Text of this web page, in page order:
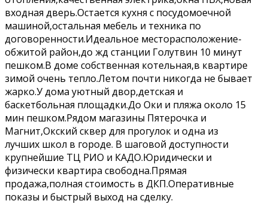
входная дверь.Остается кухня с посудомоечной
машиной,остальная мебель и техника по
договоренности.Идеальное месторасположение-
обжитой район,до жд станции Голутвин 10 минут
пешком.В доме собственная котельная,в квартире
зимой очень тепло.Летом почти никогда не бывает
жарко.У дома уютный двор,детская и
баскетбольная площадки.До Оки и пляжа около 15
мин пешком.Рядом магазины Пятерочка и
Магнит,Окский сквер для прогулок и одна из
лучших школ в городе. В шаговой доступности
крупнейшие ТЦ РИО и КАДО.Юридически и
физически квартира свободна.Прямая
продажа,полная стоимость в ДКП.Оперативные
показы и быстрый выход на сделку.